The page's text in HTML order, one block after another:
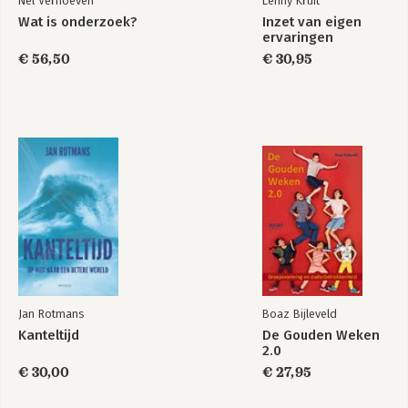
Wat is onderzoek?
€ 56,50
Inzet van eigen
ervaringen
€ 30,95
Jan Rotmans
Kanteltijd
€ 30,00
Boaz Bijleveld
De Gouden Weken
2.0
€ 27,95